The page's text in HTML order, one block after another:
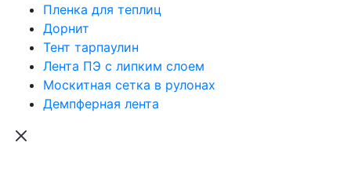
Пленка для теплиц
Дорнит
Тент тарпаулин
Лента ПЭ с липким слоем
Москитная сетка в рулонах
Демпферная лента